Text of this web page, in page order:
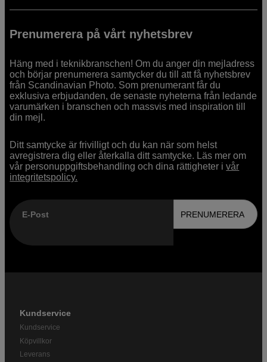
Prenumerera på vårt nyhetsbrev
Häng med i teknikbranschen! Om du anger din mejladress
och börjar prenumerera samtycker du till att få nyhetsbrev
från Scandinavian Photo. Som prenumerant får du
exklusiva erbjudanden, de senaste nyheterna från ledande
varumärken i branschen och massvis med inspiration till
din mejl.
Ditt samtycke är frivilligt och du kan när som helst
avregistrera dig eller återkalla ditt samtycke. Läs mer om
vår personuppgiftsbehandling och dina rättigheter ivår
integritetspolicy.
E-Post PRENUMERERA
Kundservice
Kundservice
Köpvillkor
Leverans